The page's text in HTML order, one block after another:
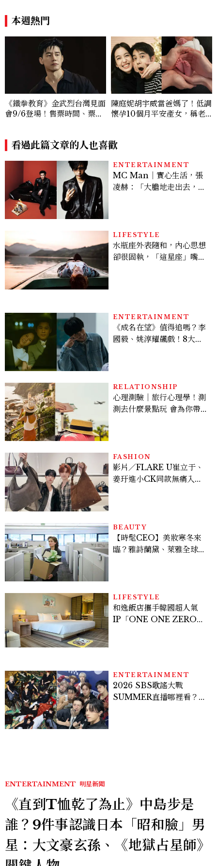
本週熱門
《鐵拳教育》金武烈台灣見面
會9/6登場！售票時間、票
陳庭妮胡宇威當爸媽了！低調
懷孕10個月平安產女，稱老
看過此篇文章的人也喜歡
ENTERTAINMENT
MC Man｜實心生活，張
凌赫：「大膽地走出去，不
LIFESTYLE
水瓶座外表隨和，內心思想
卻很固執，「這星座」嘴上
ENTERTAINMENT
《成名在望》值得追嗎？李
國毅、姚淳耀飆戲！8大看
RELATIONSHIP
心理測驗｜旅行心理學！測
測去什麼景點玩 會為你帶來
FASHION
影片／FLARE U崔立于、
姜玗進小CK同款無痛入
BEAUTY
【時髦CEO】美妝寒冬來
臨？雅詩蘭黛、萊雅全球裁
LIFESTYLE
和逸飯店攜手韓國超人氣
IP「ONE ONE ZERO
ENTERTAINMENT
2026 SBS歌謠大戰
SUMMER直播哪裡看？
ENTERTAINMENT 明星新聞
《直到T恤乾了為止》中島步是
誰？9件事認識日本「昭和臉」男
星：大文豪玄孫、《地獄占星師》